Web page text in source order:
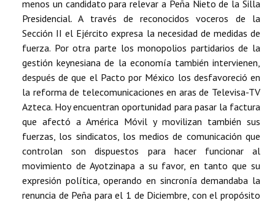
menos un candidato para relevar a Peña Nieto de la Silla
Presidencial. A través de reconocidos voceros de la
Sección II el Ejército expresa la necesidad de medidas de
fuerza. Por otra parte los monopolios partidarios de la
gestión keynesiana de la economía también intervienen,
después de que el Pacto por México los desfavoreció en
la reforma de telecomunicaciones en aras de Televisa-TV
Azteca. Hoy encuentran oportunidad para pasar la factura
que afectó a América Móvil y movilizan también sus
fuerzas, los sindicatos, los medios de comunicación que
controlan son dispuestos para hacer funcionar al
movimiento de Ayotzinapa a su favor, en tanto que su
expresión política, operando en sincronía demandaba la
renuncia de Peña para el 1 de Diciembre, con el propósito